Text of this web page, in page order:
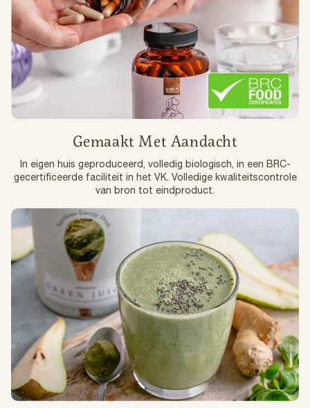
Gemaakt Met Aandacht
In eigen huis geproduceerd, volledig biologisch, in een BRC-
gecertificeerde faciliteit in het VK. Volledige kwaliteitscontrole
van bron tot eindproduct.